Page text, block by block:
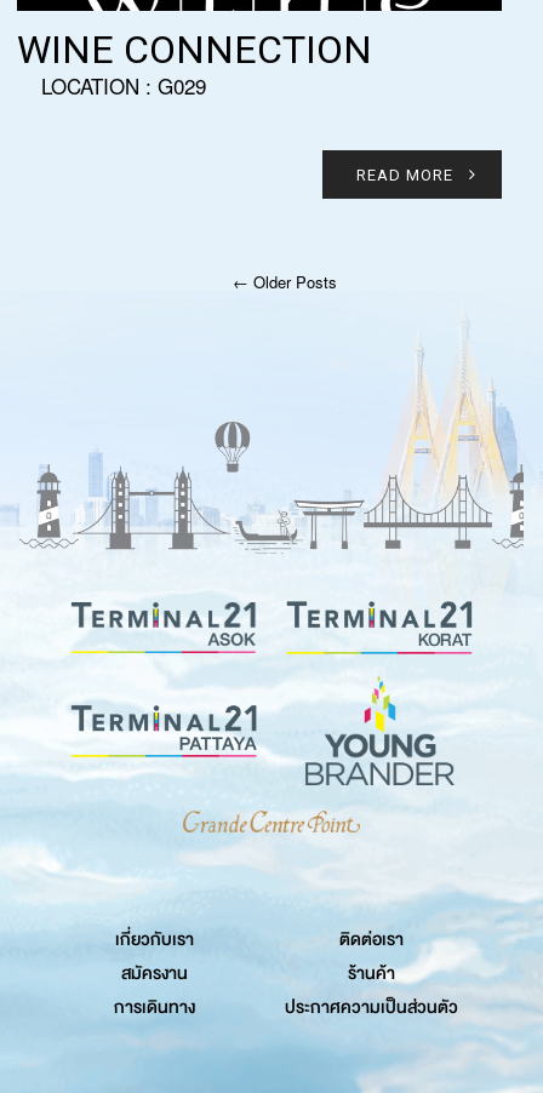
WINE CONNECTION
LOCATION : G029
READ MORE
← Older Posts
เกี่ยวกับเรา
ติดต่อเรา
สมัครงาน
ร้านค้า
การเดินทาง
ประกาศความเป็นส่วนตัว